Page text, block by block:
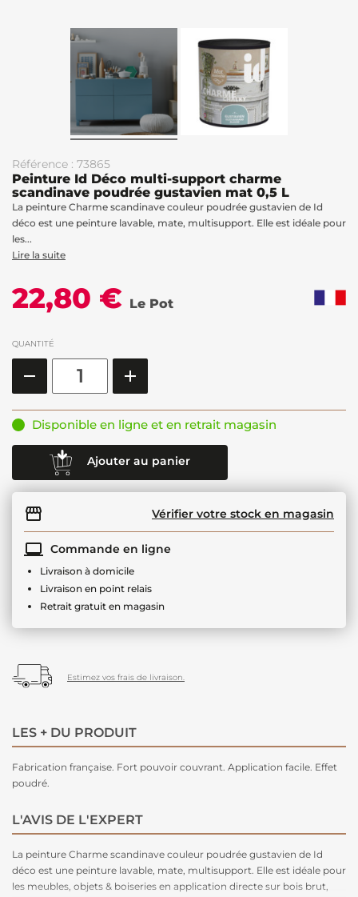
Référence : 73865
Peinture Id Déco multi-support charme
scandinave poudrée gustavien mat 0,5 L
La peinture Charme scandinave couleur poudrée gustavien de Id
déco est une peinture lavable, mate, multisupport. Elle est idéale pour
les...
Lire la suite
22,80 € Le Pot
QUANTITÉ
Disponible en ligne et en retrait magasin
Ajouter au panier
Vérifier votre stock en magasin
Commande en ligne
Livraison à domicile
Livraison en point relais
Retrait gratuit en magasin
Estimez vos frais de livraison.
LES + DU PRODUIT
Fabrication française. Fort pouvoir couvrant. Application facile. Effet
poudré.
L'AVIS DE L'EXPERT
La peinture Charme scandinave couleur poudrée gustavien de Id
déco est une peinture lavable, mate, multisupport. Elle est idéale pour
les meubles, objets & boiseries en application directe sur bois brut,